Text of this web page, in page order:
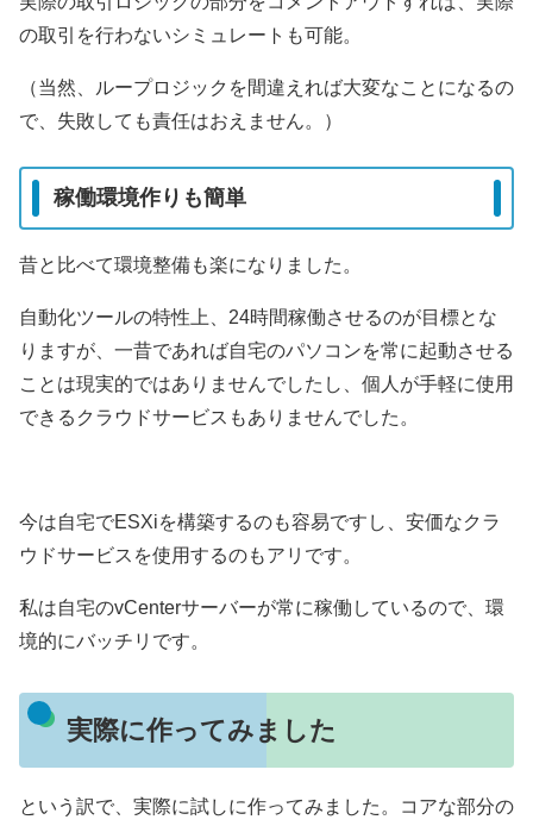
の取引を行わないシミュレートも可能。
（当然、ループロジックを間違えれば大変なことになるの
で、失敗しても責任はおえません。）
稼働環境作りも簡単
昔と比べて環境整備も楽になりました。
自動化ツールの特性上、24時間稼働させるのが目標とな
りますが、一昔であれば自宅のパソコンを常に起動させる
ことは現実的ではありませんでしたし、個人が手軽に使用
できるクラウドサービスもありませんでした。
今は自宅でESXiを構築するのも容易ですし、安価なクラ
ウドサービスを使用するのもアリです。
私は自宅のvCenterサーバーが常に稼働しているので、環
境的にバッチリです。
実際に作ってみました
という訳で、実際に試しに作ってみました。コアな部分の